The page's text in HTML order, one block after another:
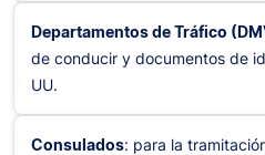
Departamentos de Tráfico
de conducir y documentos de
UU.
Consulados: para la